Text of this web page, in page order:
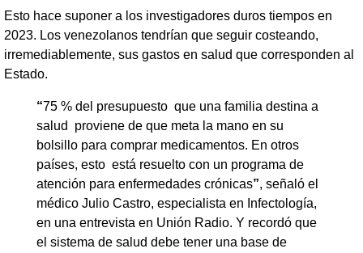
Esto hace suponer a los investigadores duros tiempos en
2023. Los venezolanos tendrían que seguir costeando,
irremediablemente, sus gastos en salud que corresponden al
Estado.
“75 % del presupuesto que una familia destina a
salud proviene de que meta la mano en su
bolsillo para comprar medicamentos. En otros
países, esto está resuelto con un programa de
atención para enfermedades crónicas”, señaló el
médico Julio Castro, especialista en Infectología,
en una entrevista en Unión Radio. Y recordó que
el sistema de salud debe tener una base de